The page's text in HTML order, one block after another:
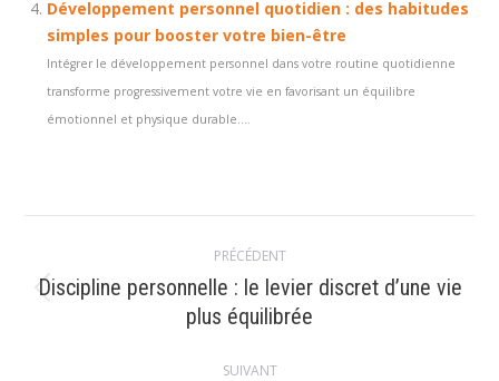
Développement personnel quotidien : des habitudes
simples pour booster votre bien-être
Intégrer le développement personnel dans votre routine quotidienne
transforme progressivement votre vie en favorisant un équilibre
émotionnel et physique durable....
article
PRÉCÉDENT
Article
précédent
Discipline personnelle : le levier discret d’une vie
plus équilibrée
SUIVANT